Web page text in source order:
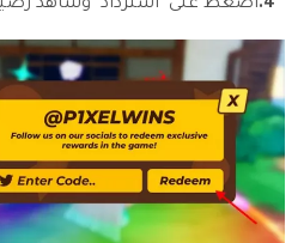
4. اضغط على "استرداد" وشاهد